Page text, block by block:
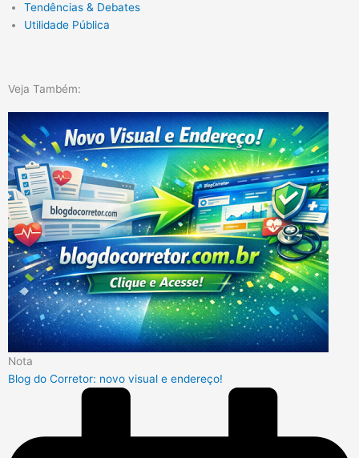
Tendências & Debates
Utilidade Pública
Veja Também:
Nota
Blog do Corretor: novo visual e endereço!